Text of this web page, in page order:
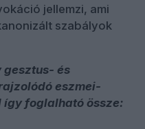
jellemzi, ami
szabályok
gesztus- és
eszmei-
foglalható össze: